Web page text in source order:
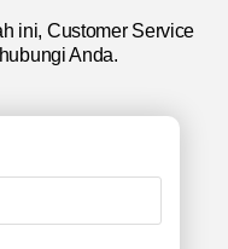
ini, Customer Service
Anda.